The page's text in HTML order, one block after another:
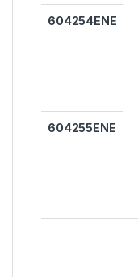
604254ENE
604255ENE